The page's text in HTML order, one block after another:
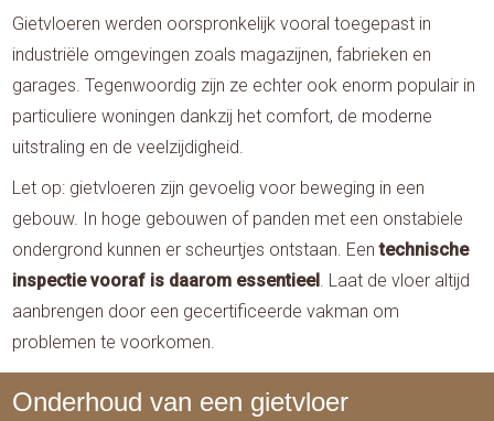
Gietvloeren werden oorspronkelijk vooral toegepast in
industriële omgevingen zoals magazijnen, fabrieken en
garages. Tegenwoordig zijn ze echter ook enorm populair in
particuliere woningen dankzij het comfort, de moderne
uitstraling en de veelzijdigheid.
Let op: gietvloeren zijn gevoelig voor beweging in een
gebouw. In hoge gebouwen of panden met een onstabiele
ondergrond kunnen er scheurtjes ontstaan. Eentechnische
inspectie vooraf is daarom essentieel . Laat de vloer altijd
aanbrengen door een gecertificeerde vakman om
problemen te voorkomen.
Onderhoud van een gietvloer